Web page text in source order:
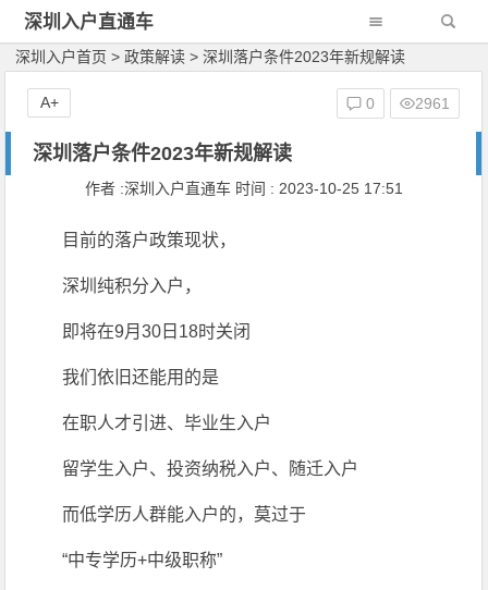
深圳入户直通车
深圳入户首页 > 政策解读 > 深圳落户条件2023年新规解读
深圳落户条件2023年新规解读
作者 :深圳入户直通车 时间 : 2023-10-25 17:51
0 2961
A+
目前的落户政策现状，
深圳纯积分入户，
即将在9月30日18时关闭
我们依旧还能用的是
在职人才引进、毕业生入户
留学生入户、投资纳税入户、随迁入户
而低学历人群能入户的，莫过于
“中专学历+中级职称”